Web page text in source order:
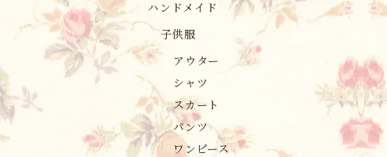
ハンドメイド
子供服
アウター
シャツ
スカート
パンツ
ワンピース